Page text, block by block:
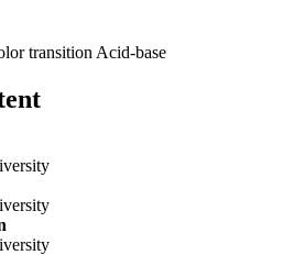
transition Acid-base